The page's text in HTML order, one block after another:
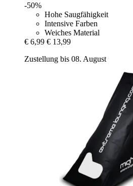
-50%
Hohe Saugfähigkeit
Intensive Farben
Weiches Material
€ 6,99 € 13,99
Zustellung bis 08. August